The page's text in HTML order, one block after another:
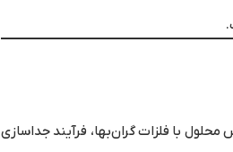
با فلزات گران‌بها، فرآیند جداسازی